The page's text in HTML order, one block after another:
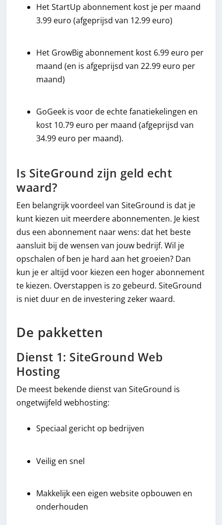
Het StartUp abonnement kost je per maand
3.99 euro (afgeprijsd van 12.99 euro)
Het GrowBig abonnement kost 6.99 euro per
maand (en is afgeprijsd van 22.99 euro per
maand)
GoGeek is voor de echte fanatiekelingen en
kost 10.79 euro per maand (afgeprijsd van
34.99 euro per maand).
Is SiteGround zijn geld echt
waard?
Een belangrijk voordeel van SiteGround is dat je
kunt kiezen uit meerdere abonnementen. Je kiest
dus een abonnement naar wens: dat het beste
aansluit bij de wensen van jouw bedrijf. Wil je
opschalen of ben je hard aan het groeien? Dan
kun je er altijd voor kiezen een hoger abonnement
te kiezen. Overstappen is zo gebeurd. SiteGround
is niet duur en de investering zeker waard.
De pakketten
Dienst 1: SiteGround Web
Hosting
De meest bekende dienst van SiteGround is
ongetwijfeld webhosting:
Speciaal gericht op bedrijven
Veilig en snel
Makkelijk een eigen website opbouwen en
onderhouden